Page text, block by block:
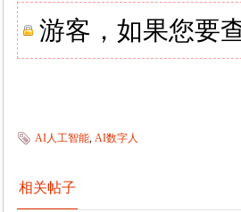
游客，如果您要
AI人工智能 AI数字人
相关帖子